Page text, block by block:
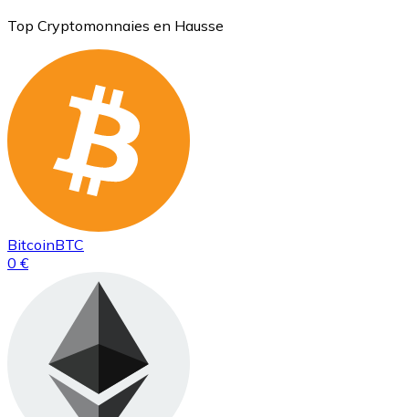
Top Cryptomonnaies en Hausse
BitcoinBTC
0 €